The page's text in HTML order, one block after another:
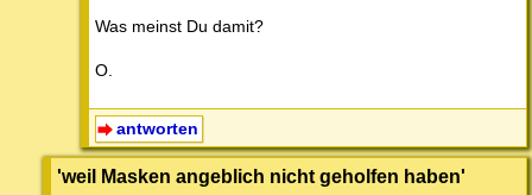
Was meinst Du damit?
O.
antworten
'weil Masken angeblich nicht geholfen haben'